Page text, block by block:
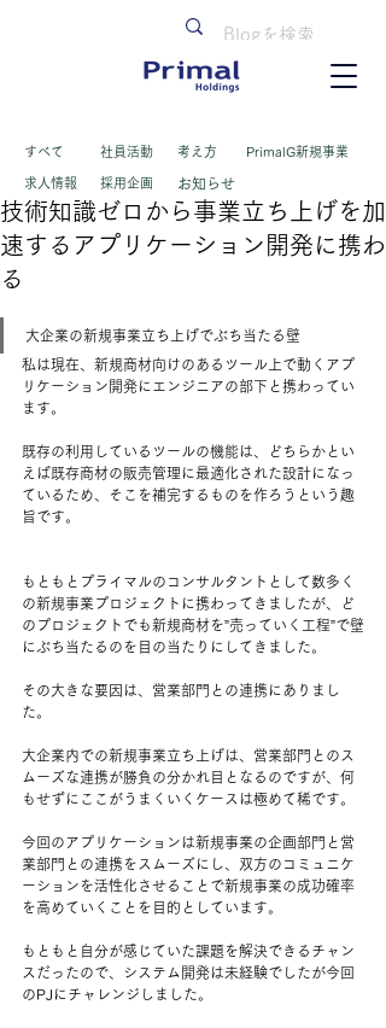
すべて
求人情報
​社員活動 考え方 PrimalG新規事業
採用企画 お知らせ
技術知識ゼロから事業立ち上げを加
速するアプリケーション開発に携わ
る​
大企業の新規事業立ち上げでぶち当たる壁
私は現在、新規商材向けのあるツール上で動くアプ
リケーション開発にエンジニアの部下と携わってい
ます。 ​
既存の利用しているツールの機能は、どちらかとい
えば既存商材の販売管理に最適化された設計になっ
ているため、そこを補完するものを作ろうという趣
旨です。 ​
もともとプライマルのコンサルタントとして数多く
の新規事業プロジェクトに携わってきましたが、ど
のプロジェクトでも新規商材を”売っていく工程”で壁
にぶち当たるのを目の当たりにしてきました。 ​
その大きな要因は、営業部門との連携にありまし
た。 ​
大企業内での新規事業立ち上げは、営業部門とのス
ムーズな連携が勝負の分かれ目となるのですが、何
もせずにここがうまくいくケースは極めて稀です。 ​
今回のアプリケーションは新規事業の企画部門と営
業部門との連携をスムーズにし、双方のコミュニケ
ーションを活性化させることで新規事業の成功確率
を高めていくことを目的としています。 ​
もともと自分が感じていた課題を解決できるチャン
スだったので、システム開発は未経験でしたが今回
のPJにチャレンジしました。 ​